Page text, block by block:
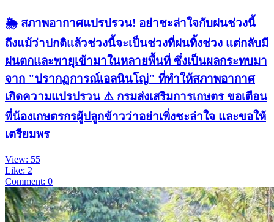
🌦️ สภาพอากาศแปรปรวน! อย่าชะล่าใจกับฝนช่วงนี้
ถึงแม้ว่าปกติแล้วช่วงนี้จะเป็นช่วงที่ฝนทิ้งช่วง แต่กลับมี
ฝนตกและพายุเข้ามาในหลายพื้นที่ ซึ่งเป็นผลกระทบมา
จาก "ปรากฏการณ์เอลนินโญ่" ที่ทำให้สภาพอากาศ
เกิดความแปรปรวน ⚠️ กรมส่งเสริมการเกษตร ขอเตือน
พี่น้องเกษตรกรผู้ปลูกข้าวว่าอย่าเพิ่งชะล่าใจ และขอให้
เตรียมพร
View: 55
Like: 2
Comment: 0